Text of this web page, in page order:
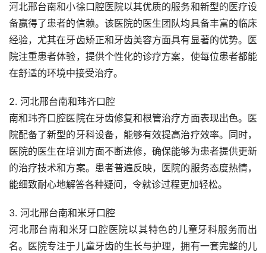
河北邢台南和小徐口腔医院以其优质的服务和新型的医疗设
备赢得了患者的信赖。该医院的医生团队均具备丰富的临床
经验，尤其在牙齿矫正和牙齿美容方面具有显著的优势。医
院注重患者体验，提供个性化的诊疗方案，使每位患者都能
在舒适的环境中接受治疗。
2. 河北邢台南和玮齐口腔
南和玮齐口腔医院在牙齿修复和根管治疗方面表现出色。医
院配备了新型的牙科设备，能够有效提高治疗效率。同时，
医院的医生在培训方面不断进修，确保能够为患者提供更新
的治疗技术和方案。患者普遍反映，医院的服务态度热情，
能细致耐心地解答各种疑问，令就诊过程更加轻松。
3. 河北邢台南和米牙口腔
河北邢台南和米牙口腔医院以其特色的儿童牙科服务而出
名。医院专注于儿童牙齿的生长与护理，拥有一套完整的儿